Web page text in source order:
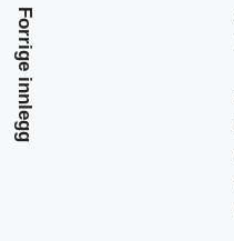
Forrige innlegg